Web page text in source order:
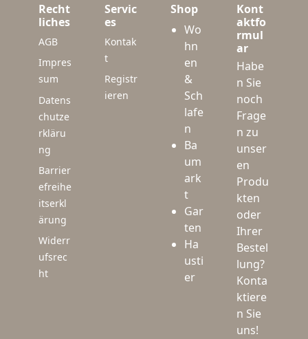
Recht
liches
AGB
Impres
sum
Datens
chutze
rkläru
ng
Barrier
efreihe
itserkl
ärung
Widerr
ufsrec
ht
Servic
es
Kontak
t
Registr
ieren
Shop
Wo
hn
en
&
Sch
lafe
n
Ba
um
ark
t
Gar
ten
Ha
usti
er
Kont
aktfo
rmul
ar
Habe
n Sie
noch
Frage
n zu
unser
en
Produ
kten
oder
Ihrer
Bestel
lung?
Konta
ktiere
n Sie
uns!